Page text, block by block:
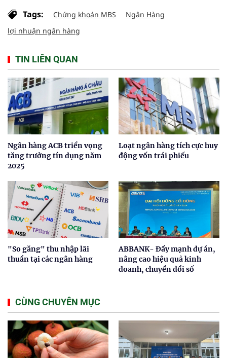
Tags: Chứng khoán MBS
Ngân Hàng
lợi nhuận ngân hàng
TIN LIÊN QUAN
Ngân hàng ACB triển vọng
tăng trưởng tín dụng năm
2025
Loạt ngân hàng tích cực huy
động vốn trái phiếu
"So găng" thu nhập lãi
thuần tại các ngân hàng
ABBANK- Đẩy mạnh dự án,
nâng cao hiệu quả kinh
doanh, chuyển đổi số
CÙNG CHUYÊN MỤC